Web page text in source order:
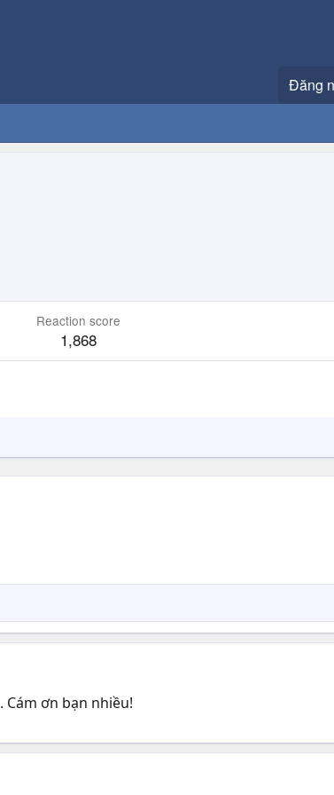
Đăng
Reaction score
1,868
. Cám ơn bạn nhiều!